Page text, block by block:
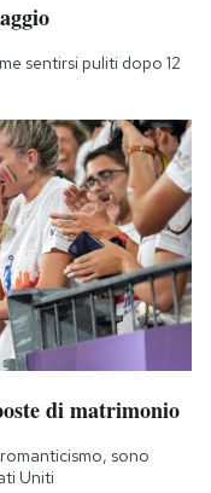
sentirsi puliti dopo 12
di matrimonio
sono
Uniti